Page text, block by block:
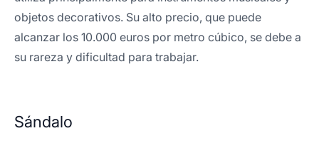
objetos decorativos. Su alto precio, que puede
alcanzar los 10.000 euros por metro cúbico, se debe a
su rareza y dificultad para trabajar.
Sándalo